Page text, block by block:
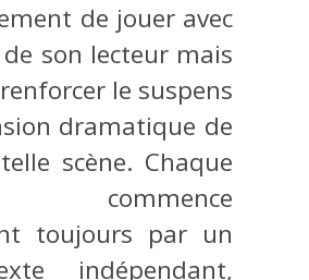
de jouer avec
son lecteur mais
le suspens
dramatique de
scène. Chaque
commence
toujours par un
indépendant,